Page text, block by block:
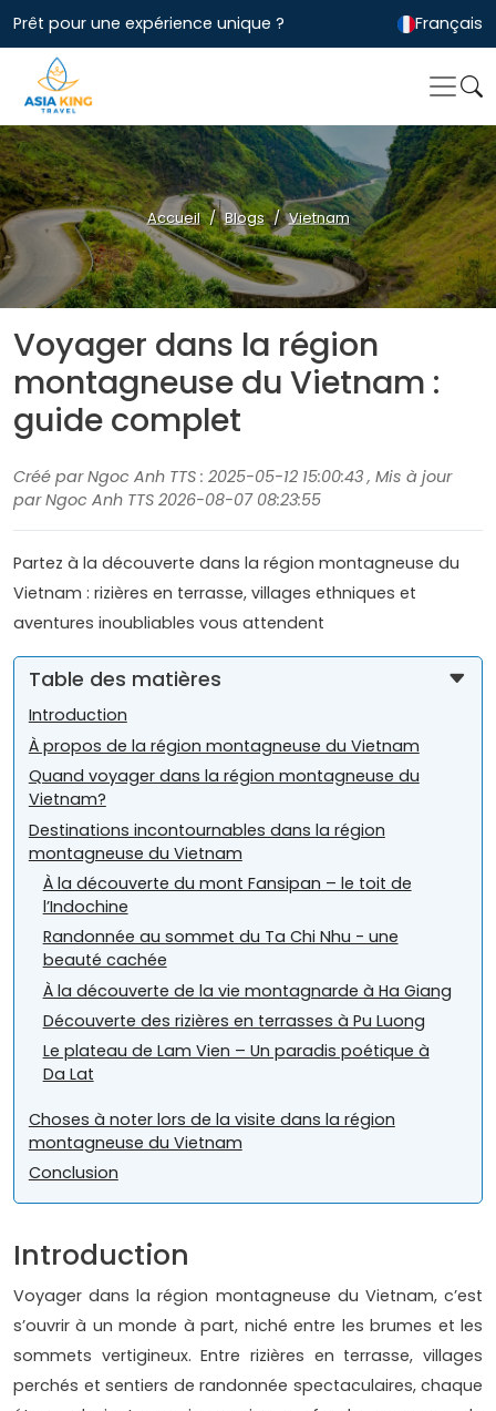
Prêt pour une expérience unique ? Français
Accueil Blogs Vietnam
Voyager dans la région
montagneuse du Vietnam :
guide complet
Créé par Ngoc Anh TTS : 2025-05-12 15:00:43 , Mis à jour
par Ngoc Anh TTS 2026-08-07 08:23:55
Partez à la découverte dans la région montagneuse du
Vietnam : rizières en terrasse, villages ethniques et
aventures inoubliables vous attendent
Table des matières
Introduction
À propos de la région montagneuse du Vietnam
Quand voyager dans la région montagneuse du
Vietnam?
Destinations incontournables dans la région
montagneuse du Vietnam
À la découverte du mont Fansipan – le toit de
l’Indochine
Randonnée au sommet du Ta Chi Nhu - une
beauté cachée
À la découverte de la vie montagnarde à Ha Giang
Découverte des rizières en terrasses à Pu Luong
Le plateau de Lam Vien – Un paradis poétique à
Da Lat
Choses à noter lors de la visite dans la région
montagneuse du Vietnam
Conclusion
Introduction
Voyager dans la région montagneuse du Vietnam, c’est
s’ouvrir à un monde à part, niché entre les brumes et les
sommets vertigineux. Entre rizières en terrasse, villages
perchés et sentiers de randonnée spectaculaires, chaque